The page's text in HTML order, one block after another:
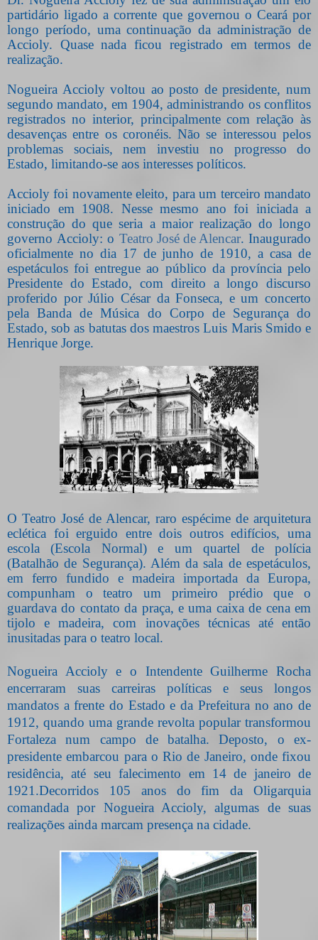
partidário ligado a corrente que governou o Ceará por
longo período, uma continuação da administração de
Accioly. Quase nada ficou registrado em termos de
realização.
Nogueira Accioly voltou ao posto de presidente, num
segundo mandato, em 1904, administrando os conflitos
registrados no interior, principalmente com relação às
desavenças entre os coronéis. Não se interessou pelos
problemas sociais, nem investiu no progresso do
Estado, limitando-se aos interesses políticos.
Accioly foi novamente eleito, para um terceiro mandato
iniciado em 1908. Nesse mesmo ano foi iniciada a
construção do que seria a maior realização do longo
governo Accioly: o Teatro José de Alencar. Inaugurado
oficialmente no dia 17 de junho de 1910, a casa de
espetáculos foi entregue ao público da província pelo
Presidente do Estado, com direito a longo discurso
proferido por Júlio César da Fonseca, e um concerto
pela Banda de Música do Corpo de Segurança do
Estado, sob as batutas dos maestros Luis Maris Smido e
Henrique Jorge.
O Teatro José de Alencar, raro espécime de arquitetura
eclética foi erguido entre dois outros edifícios, uma
escola (Escola Normal) e um quartel de polícia
(Batalhão de Segurança). Além da sala de espetáculos,
em ferro fundido e madeira importada da Europa,
compunham o teatro um primeiro prédio que o
guardava do contato da praça, e uma caixa de cena em
tijolo e madeira, com inovações técnicas até então
inusitadas para o teatro local.
Nogueira Accioly e o Intendente Guilherme Rocha
encerraram suas carreiras políticas e seus longos
mandatos a frente do Estado e da Prefeitura no ano de
1912, quando uma grande revolta popular transformou
Fortaleza num campo de batalha. Deposto, o ex-
presidente embarcou para o Rio de Janeiro, onde fixou
residência, até seu falecimento em 14 de janeiro de
1921.Decorridos 105 anos do fim da Oligarquia
comandada por Nogueira Accioly, algumas de suas
realizações ainda marcam presença na cidade.